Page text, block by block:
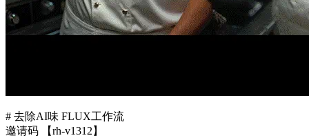
# 去除AI味 FLUX工作流
邀请码 【rh-v1312】